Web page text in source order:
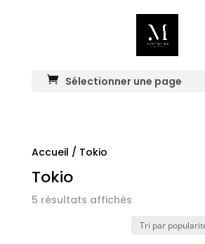
Sélectionner une page
Accueil / Tokio
Tokio
5 résultats affichésTrié
popularité